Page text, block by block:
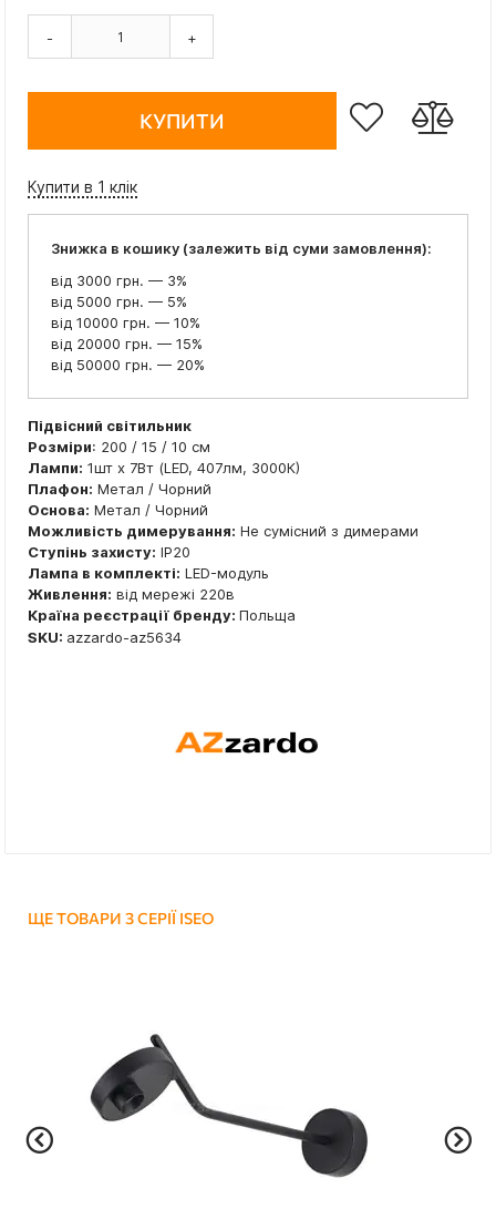
- +
КУПИТИ
Купити в 1 клік
Знижка в кошику (залежить від суми замовлення):
від 3000 грн. — 3%
від 5000 грн. — 5%
від 10000 грн. — 10%
від 20000 грн. — 15%
від 50000 грн. — 20%
Підвісний світильник
Розміри: 200 / 15 / 10 см
Лампи: 1шт x 7Вт (LED, 407лм, 3000К)
Плафон: Метал / Чорний
Основа: Метал / Чорний
Можливість димерування: Не сумісний з димерами
Ступінь захисту: IP20
Лампа в комплекті: LED-модуль
Живлення: від мережі 220в
Країна реєстрації бренду: Польща
SKU: azzardo-az5634
ЩЕ ТОВАРИ З СЕРІЇ ISEO